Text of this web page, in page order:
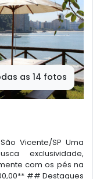
as 14 fotos
Vicente/SP Uma
exclusividade,
com os pés na
## Destaques